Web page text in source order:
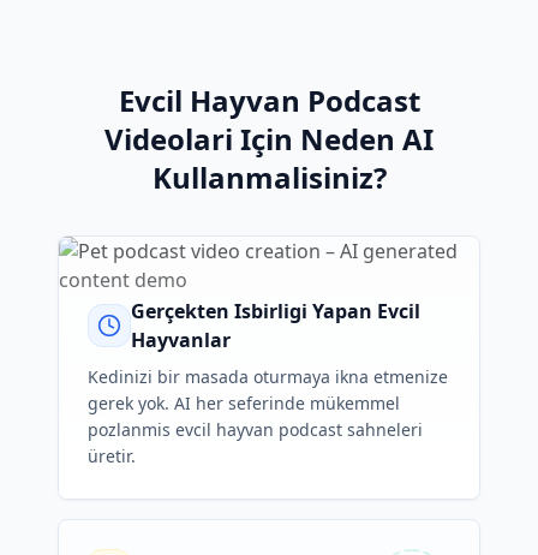
Evcil Hayvan Podcast
Videolari Için Neden AI
Kullanmalisiniz?
Gerçekten Isbirligi Yapan Evcil
Hayvanlar
Kedinizi bir masada oturmaya ikna etmenize
gerek yok. AI her seferinde mükemmel
pozlanmis evcil hayvan podcast sahneleri
üretir.